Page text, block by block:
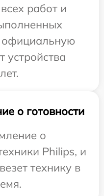
работ и
официальную
устройства
о готовности
о
Philips, и
технику в